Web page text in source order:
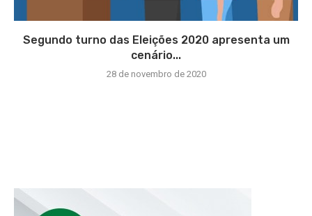
Segundo turno das Eleições 2020 apresenta um
cenário...
28 de novembro de 2020